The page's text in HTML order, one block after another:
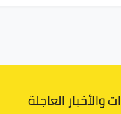
العاجلة